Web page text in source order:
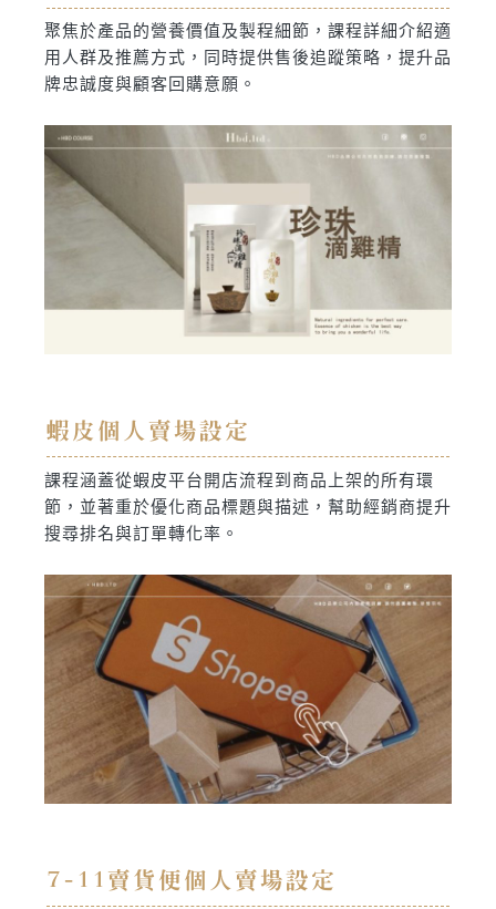
聚焦於產品的營養價值及製程細節，課程詳細介紹適
用人群及推薦方式，同時提供售後追蹤策略，提升品
牌忠誠度與顧客回購意願。
蝦皮個人賣場設定
課程涵蓋從蝦皮平台開店流程到商品上架的所有環
節，並著重於優化商品標題與描述，幫助經銷商提升
搜尋排名與訂單轉化率。
7-11賣貨便個人賣場設定